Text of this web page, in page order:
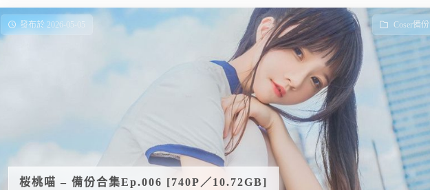
發布於 2026-05-05 Coser備份
桜桃喵 – 備份合集Ep.006 [740P／10.72GB]